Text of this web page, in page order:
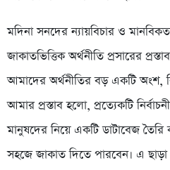
মদিনা সনদের ন্যায়বিচার ও
জাকাতভিত্তিক অর্থনীতি প্রসারের
আমাদের অর্থনীতির বড় একটি অংশ,
আমার প্রস্তাব হলো, প্রত্যেকটি
মানুষদের নিয়ে একটি ডাটাবেজ তৈরি
সহজে জাকাত দিতে পারবেন। এ ছাড়া